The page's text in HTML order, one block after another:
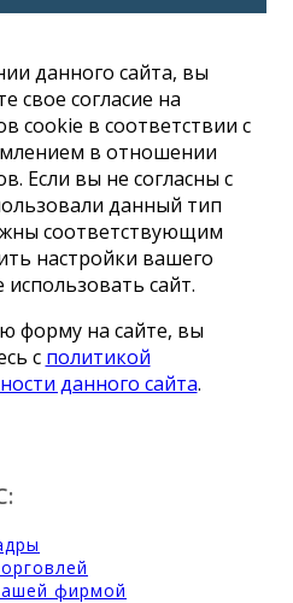
данного сайта, вы
свое согласие на
cookie в соответствии с
в отношении
Если вы не согласны с
данный тип
соответствующим
настройки вашего
использовать сайт.
форму на сайте, вы
с политикой
данного сайта.
фирмой